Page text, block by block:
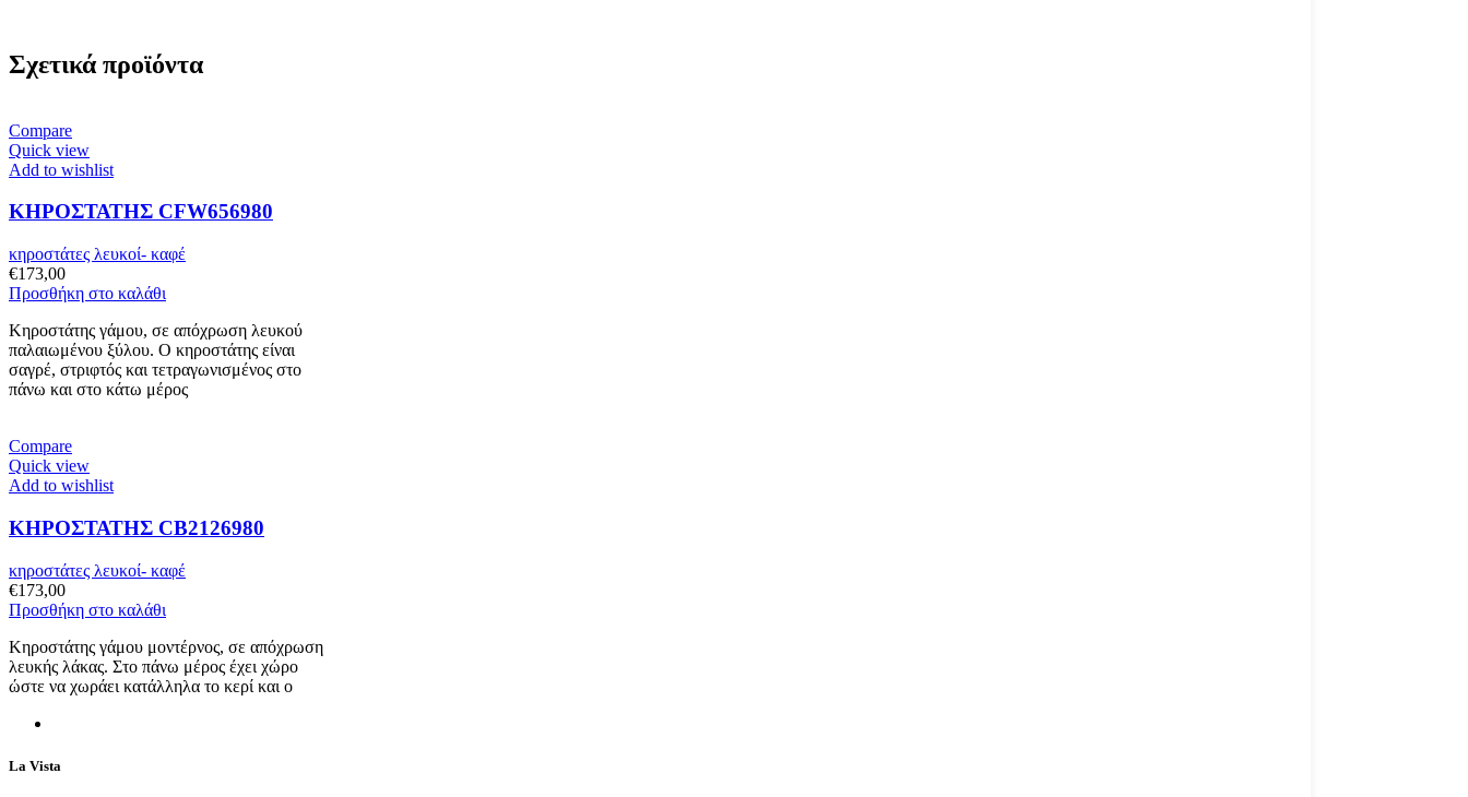
Σχετικά προϊόντα
Compare
Quick view
Add to wishlist
ΚΗΡΟΣΤΑΤΗΣ CFW656980
κηροστάτες λευκοί- καφέ
€173,00
Προσθήκη στο καλάθι
Κηροστάτης γάμου, σε απόχρωση λευκού
παλαιωμένου ξύλου. Ο κηροστάτης είναι
σαγρέ, στριφτός και τετραγωνισμένος στο
πάνω και στο κάτω μέρος
Compare
Quick view
Add to wishlist
ΚΗΡΟΣΤΑΤΗΣ CB2126980
κηροστάτες λευκοί- καφέ
€173,00
Προσθήκη στο καλάθι
Κηροστάτης γάμου μοντέρνος, σε απόχρωση
λευκής λάκας. Στο πάνω μέρος έχει χώρο
ώστε να χωράει κατάλληλα το κερί και ο
La Vista